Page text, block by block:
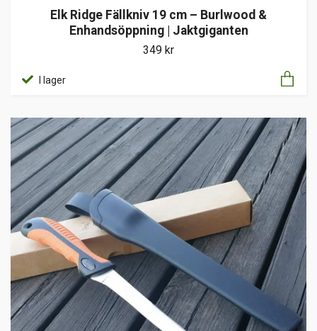
Elk Ridge Fällkniv 19 cm – Burlwood &
Enhandsöppning | Jaktgiganten
349 kr
I lager